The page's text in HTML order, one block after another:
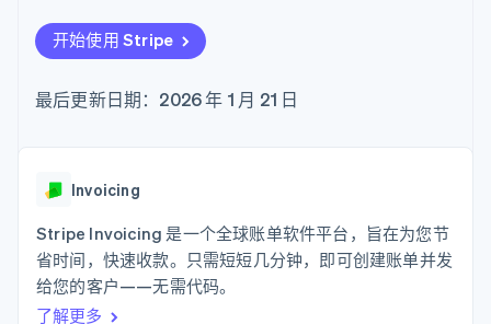
Payment
methods
接入 125+ 种支
Authorization
支付成功率优
Link
Tax
销售税和增值
Recognition
Stripe Sigma
更多
Product roadmap
嵌入式金融
财务自动化
全球化企业
交易市场
按行业
AI 企业
实施预置结账流程
构建平台或交易市场
管理订阅
发行稳定币支持的支付卡
资源
应用集成
代码示例
专业服务
公司
产品路线图
Stripe Press
开始使用 Stripe
最后更新日期：2026 年 1 月 21 日
Invoicing
Stripe Invoicing 是一个全球账单软件平台，旨在为您节
省时间，快速收款。只需短短几分钟，即可创建账单并发
给您的客户——无需代码。
了解更多